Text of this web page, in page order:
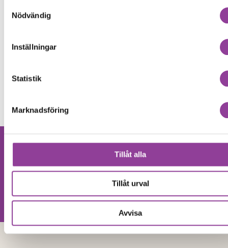
Nödvändig
Inställningar
Statistik
Marknadsföring
Tillåt alla
Tillåt urval
Avvisa
Byte av bakre kamera
Byte av baksida
Byte av batteri
Hittar du inte
din produkt?
Vi utför alla olika reparationer.
Vänligen kontakta oss!